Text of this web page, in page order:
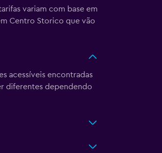
variam com base em
Centro Storico que vão
acessíveis encontradas
diferentes dependendo